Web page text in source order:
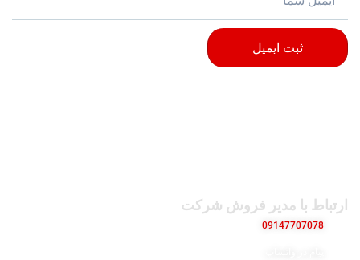
ثبت ایمیل
ارتباط با مدیر فروش شرکت
09147707078